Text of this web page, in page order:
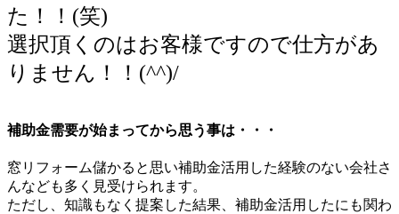
た！！(笑)
選択頂くのはお客様ですので仕方があ
りません！！(^^)/
補助金需要が始まってから思う事は・・・
窓リフォーム儲かると思い補助金活用した経験のない会社さ
んなども多く見受けられます。
ただし、知識もなく提案した結果、補助金活用したにも関わ